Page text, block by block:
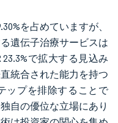
を占めていますが、
遺伝子治療サービスは
で拡大する見込み
統合された能力を持つ
ップを排除することで
自の優位な立場にあり